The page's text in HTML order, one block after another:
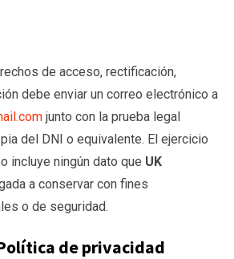
de acceso, rectificación,
debe enviar un correo electrónico a
junto con la prueba legal
del DNI o equivalente. El ejercicio
incluye ningún dato que UK
a conservar con fines
o de seguridad.
de privacidad